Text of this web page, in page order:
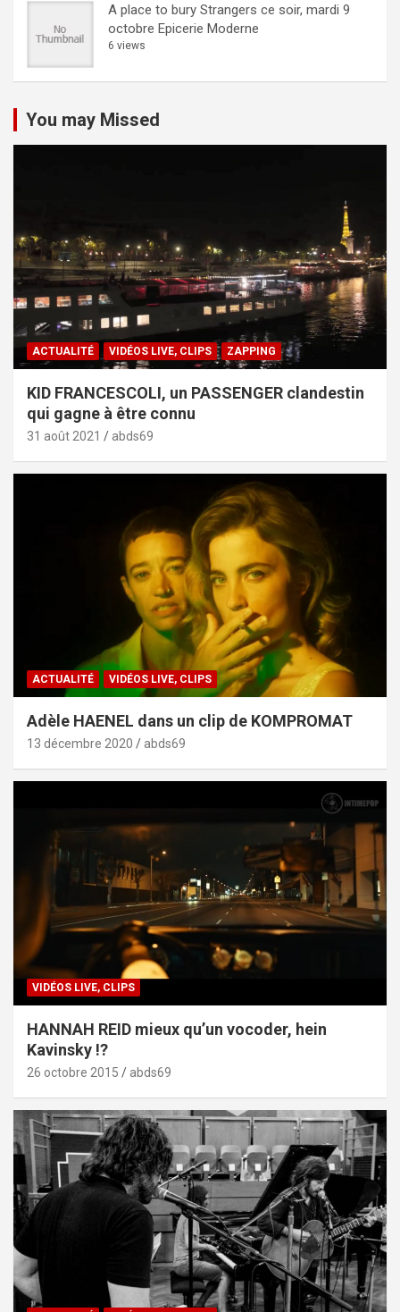
A place to bury Strangers ce soir, mardi 9
octobre Epicerie Moderne
6 views
You may Missed
ACTUALITÉ VIDÉOS LIVE, CLIPS ZAPPING
KID FRANCESCOLI, un PASSENGER clandestin
qui gagne à être connu
31 août 2021 abds69
ACTUALITÉ VIDÉOS LIVE, CLIPS
Adèle HAENEL dans un clip de KOMPROMAT
13 décembre 2020 abds69
VIDÉOS LIVE, CLIPS
HANNAH REID mieux qu’un vocoder, hein
Kavinsky !?
26 octobre 2015 abds69